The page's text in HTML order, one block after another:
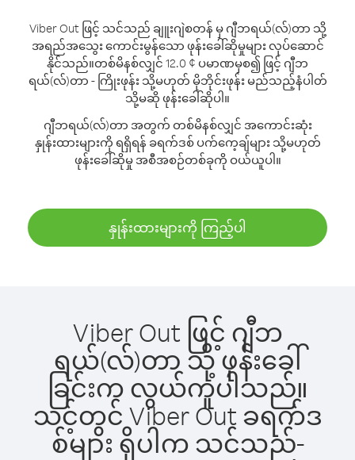
Viber Out ဖြင့် သင်သည် ချူးဂျဲစတန် မှ ဂျီဘရယ်(လ်)တာ သို့
အရည်အသွေး ကောင်းမွန်သော ဖုန်းခေါ်ဆိုမှုများ လုပ်ဆောင်
နိုင်သည်။တစ်မိနစ်လျှင် 12.0 ¢ ပမာဏမှစ၍ ဖြင့် ဂျီဘ
ရယ်(လ်)တာ - ကြိုးဖုန်း သို့မဟုတ် မိုဘိုင်းဖုန်း မည်သည့်နံပါတ်
သို့မဆို ဖုန်းခေါ်ဆိုပါ။
ဂျီဘရယ်(လ်)တာ အတွက် တစ်မိနစ်လျှင် အကောင်းဆုံး
နှုန်းထားများကို ရရှိရန် ခရက်ဒစ် ပက်ကေ့ချ်များ သို့မဟုတ်
ဖုန်းခေါ်ဆိုမှု အစီအစဉ်တစ်ခုကို ဝယ်ယူပါ။
နှုန်းထားများကို ကြည့်ပါ
Viber Out ဖြင့် ဂျီဘ
ရယ်(လ်)တာ သို့ ဖုန်းခေါ်
ခြင်းက လွယ်ကူပါသည်။
သင့်တွင် Viber Out ခရက်ဒ
စ်များ ရှိပါက သင်သည်-